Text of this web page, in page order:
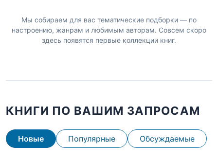
Мы собираем для вас тематические подборки — по
настроению, жанрам и любимым авторам. Совсем скоро
здесь появятся первые коллекции книг.
КНИГИ ПО ВАШИМ ЗАПРОСАМ
Новые Популярные Обсуждаемые